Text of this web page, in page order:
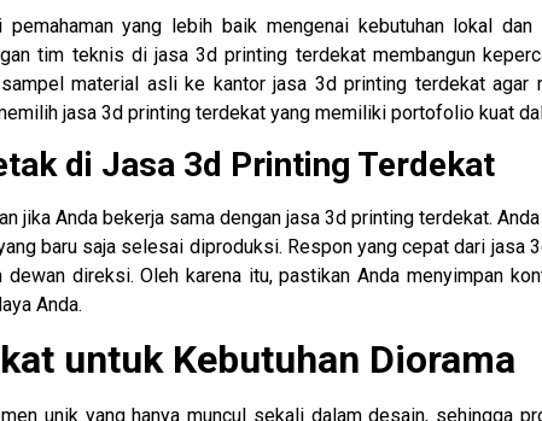
yang lebih baik mengenai kebutuhan lokal
tim teknis di jasa 3d printing terdekat membangun
material asli ke kantor jasa 3d printing terdekat agar
jasa 3d printing terdekat yang memiliki portofolio kuat
di Jasa 3d Printing Terdekat
jika Anda bekerja sama dengan jasa 3d printing terdekat.
baru saja selesai diproduksi. Respon yang cepat dari jasa
direksi. Oleh karena itu, pastikan Anda menyimpan
Anda.
untuk Kebutuhan Diorama
unik yang hanya muncul sekali dalam desain, sehingga